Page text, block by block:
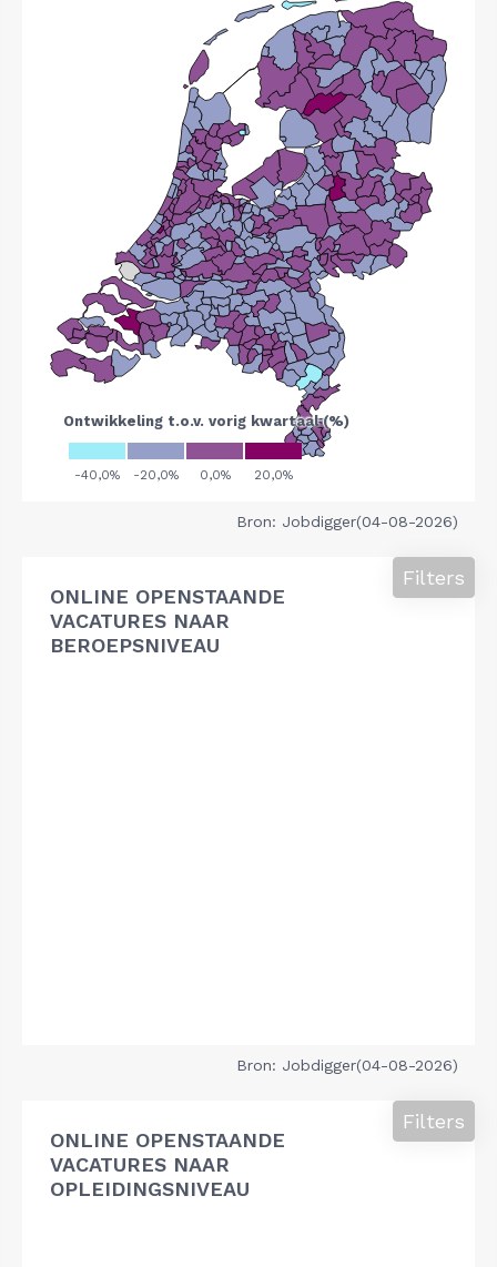
Bron: Jobdigger(04-08-2026)
ONLINE OPENSTAANDE
VACATURES NAAR
BEROEPSNIVEAU
Filters
Bron: Jobdigger(04-08-2026)
ONLINE OPENSTAANDE
VACATURES NAAR
OPLEIDINGSNIVEAU
Filters